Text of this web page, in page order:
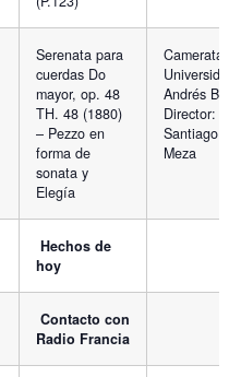
Serenata para
cuerdas Do
mayor, op. 48
TH. 48 (1880)
– Pezzo en
forma de
sonata y
Elegía
Camerata
Universidad
Andrés
Director:
Santiago
Meza
Hechos de
hoy
Contacto con
Radio Francia